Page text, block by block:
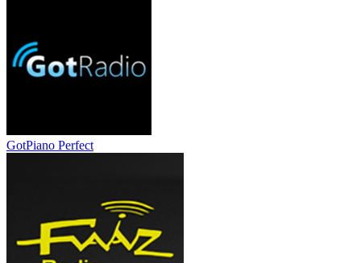
GotPiano Perfect